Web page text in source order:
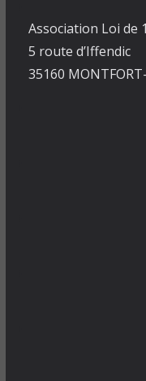
Association Loi de
5 route d’Iffendic
35160